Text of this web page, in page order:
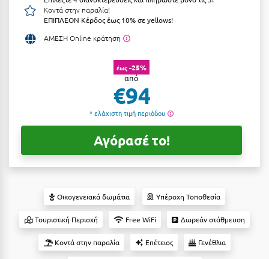
Αργολίδα
Αριδαία
Αρχαία Ολυμπία
Αστυπάλαια
Βansko
Ξενοδοχεία 3 Αστέρων
Ξενοδοχεία 4 Αστέρων
Διαμερίσματα
Boutique Hotels
Ξενώνες
Camping
Κοντά στην παραλία!
ΕΠΙΠΛΕΟΝ Κέρδος έως 10% σε yellows!
ΑΜΕΣΗ Online κράτηση
έως -25%
από
€94
* ελάχιστη τιμή περιόδου
Αγόρασέ το!
Οικογενειακά δωμάτια Υπέροχη Τοποθεσία
Τουριστική Περιοχή Free WiFi Δωρεάν στάθμευση
Κοντά στην παραλία Επέτειος Γενέθλια